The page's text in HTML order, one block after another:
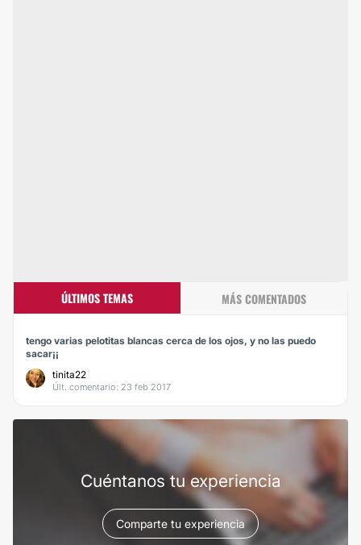
ÚLTIMOS TEMAS MÁS COMENTADOS
tengo varias pelotitas blancas cerca de los ojos, y no las puedo
sacar¡¡
tinita22
Últ. comentario: 23 feb 2017
Cuéntanos tu experiencia
Comparte tu experiencia